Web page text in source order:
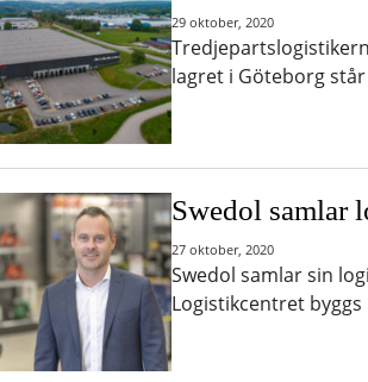
29 oktober, 2020
lagret i Göteborg
Swedol samlar
27 oktober, 2020
Swedol samlar sin
Logistikcentret